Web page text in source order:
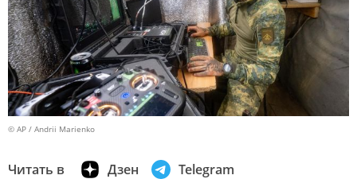
© AP / Andrii Marienko
Читать в Дзен Telegram